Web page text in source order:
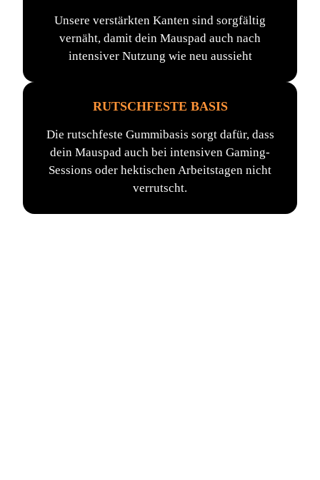
Unsere verstärkten Kanten sind sorgfältig
vernäht, damit dein Mauspad auch nach
intensiver Nutzung wie neu aussieht
RUTSCHFESTE BASIS
Die rutschfeste Gummibasis sorgt dafür, dass
dein Mauspad auch bei intensiven Gaming-
Sessions oder hektischen Arbeitstagen nicht
verrutscht.